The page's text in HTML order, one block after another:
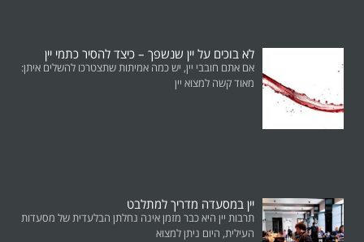
לא בוכים על יין שנשפך – כיצד להסיר כתמי יין
אם אתם חובבי יין, יש כמה אמיתות שתצטרכו להשלים איתן:
מאוד קשה למצוא יין
יין במסעדה מדריך למתלבט
תרבות יין היא כבר מזמן אינה נחלתן הבלעדית של מסעדות
העילית, היום ניתן למצוא